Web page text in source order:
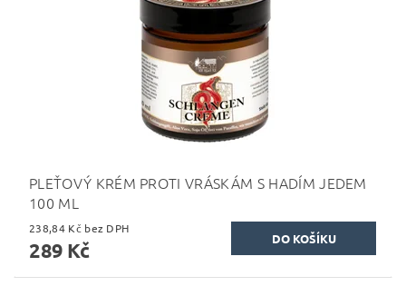
PLEŤOVÝ KRÉM PROTI VRÁSKÁM S HADÍM JEDEM
100 ML
238,84 Kč bez DPH
289 Kč